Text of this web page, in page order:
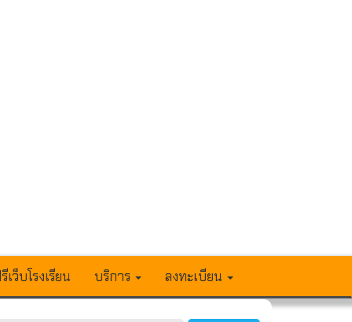
เว็บโรงเรียน บริการ ลงทะเบียน